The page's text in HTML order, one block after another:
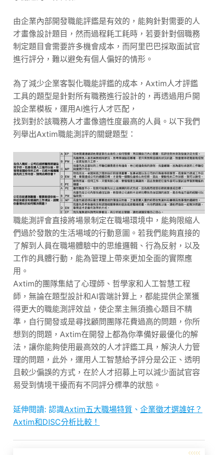
由企業內部開發職能評鑑是有效的，能夠針對需要的人
才畫像設計題目，然而過程耗工耗時，若要針對個職務
制定題目會需要許多機會成本，而阿里巴巴採取面試官
進行評分，難以避免有個人偏好的情形。
為了減少企業客製化職能評鑑的成本，Axtim人才評鑑
工具的題型是針對所有職務進行設計的，再透過用戶開
設企業模板，運用AI進行人才匹配，
找到對於該職務人才畫像適性度最高的人員。以下我們
列舉出Axtim職能測評的關鍵題型：
職能測評會直接將場景制定在職場環境中，能夠限縮人
們過於發散的生活場域的行動意圖。若我們能夠直接的
了解到人員在職場體驗中的思維邏輯、行為反射，以及
工作的具體行動，能為管理上帶來更加全面的實際應
用。
Axtim的團隊集結了心理師、哲學家和人工智慧工程
師，無論在題型設計和AI雲端計算上，都能提供企業獲
得更大的職能測評效益，使企業主無須擔心題目不精
準，自行開發或是尋找顧問團隊花費過高的問題，你所
想到的問題，Axtim在開發上都為你準備好最優化的解
法，讓你能夠使用最高效的人才評鑑工具，解決人力管
理的問題，此外，運用人工智慧給予評分是公正、透明
且較少偏誤的方式，在於人才招募上可以減少面試官容
易受到情境干擾而有不同評分標準的狀態。
延伸閱讀: 認識Axtim五大職場特質、 企業徵才選誰好？
Axtim和DISC分析比較！